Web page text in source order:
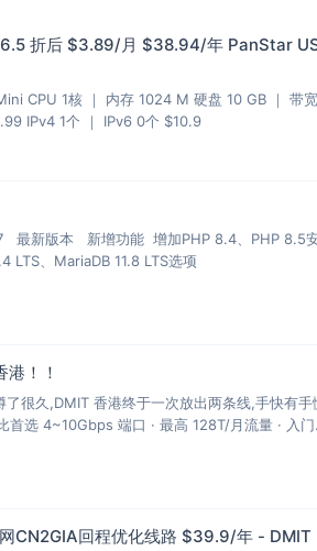
折后 $3.89/月 $38.94/年 PanStar
CPU 1核 ｜ 内存 1024 M 硬盘 10 GB ｜ 带宽
IPv4 1个 ｜ IPv6 0个 $10.9
加PHP 8.4、PHP 8.5安装、
支持； 增加MariaDB 11.4 LTS、MariaDB 11.8 LTS选项
！！
很久,DMIT 香港终于一次放出两条线,手快有手
选 4~10Gbps 端口 · 最高 128T/月流量 · 入门
CN2GIA回程优化线路 $39.9/年 - DMIT